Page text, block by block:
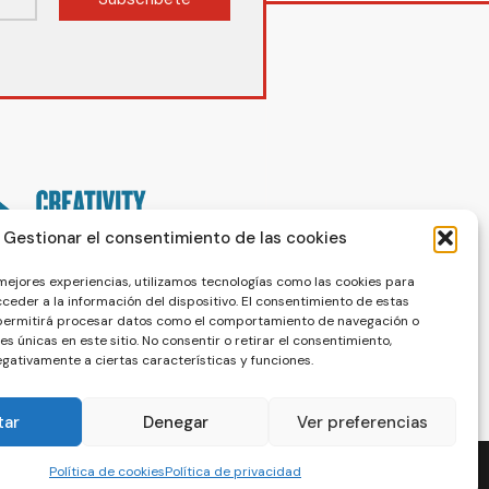
Gestionar el consentimiento de las cookies
experiencias, utilizamos tecnologías como las cookies para
a la información del dispositivo. El consentimiento de estas
procesar datos como el comportamiento de navegación o
únicas en este sitio. No consentir o retirar el consentimiento,
a ciertas características y funciones.
Denegar Ver preferencias
Política de cookiesPolítica de privacidad